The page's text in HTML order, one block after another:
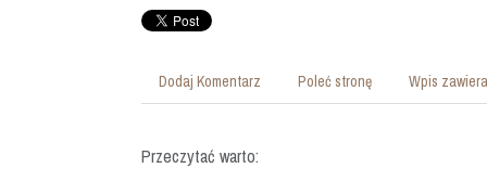
Dodaj Komentarz Poleć stronę Wpis
Przeczytać warto: